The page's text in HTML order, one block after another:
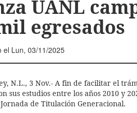
UANL
egresados
el Lun, 03/11/2025
N.L., 3 Nov.- A fin de facilitar el
sus estudios entre los años 2010 y
de Titulación Generacional.